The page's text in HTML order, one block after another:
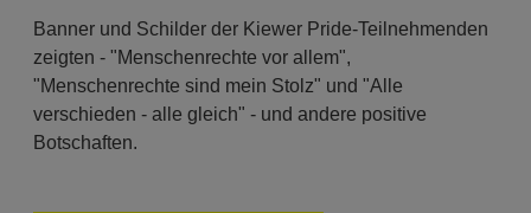
Banner und Schilder der Kiewer Pride-Teilnehmenden
zeigten - "Menschenrechte vor allem",
"Menschenrechte sind mein Stolz" und "Alle
verschieden - alle gleich" - und andere positive
Botschaften.